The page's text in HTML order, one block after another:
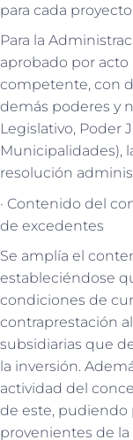
para cada proyecto.
Para la
aprobado por
competente, con
demás poderes y
Legislativo, Poder
Municipalidades),
resolución
· Contenido del
de excedentes
Se amplía el
estableciéndose
condiciones de
contraprestación
subsidiarias que
la inversión.
actividad del
de este, pudiendo
provenientes de